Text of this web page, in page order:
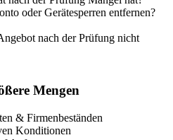
oder Gerätesperren entfernen?
nach der Prüfung nicht
Mengen
& Firmenbeständen
Konditionen